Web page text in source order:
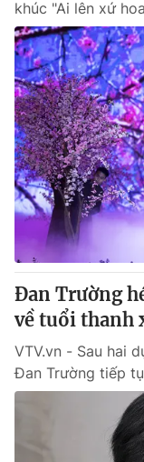
khúc "Ai lên xứ
Đan Trường
về tuổi thanh
VTV.vn - Sau hai
Đan Trường tiếp